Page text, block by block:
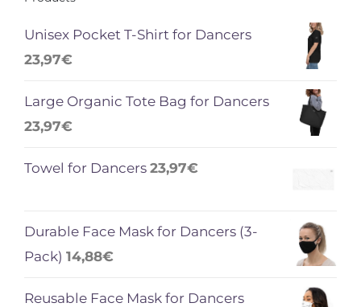
Unisex Pocket T-Shirt for Dancers
23,97€
Large Organic Tote Bag for Dancers
23,97€
Towel for Dancers 23,97€
Durable Face Mask for Dancers (3-
Pack) 14,88€
Reusable Face Mask for Dancers